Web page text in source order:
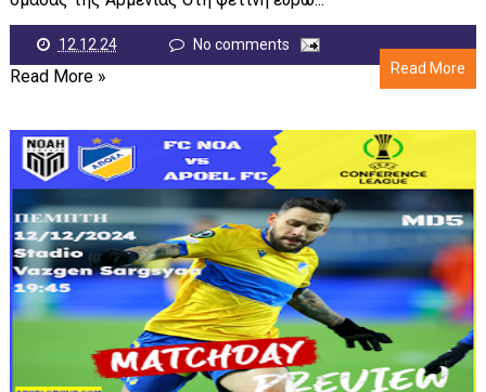
12.12.24
No comments
Read More
Read More »